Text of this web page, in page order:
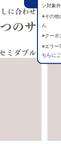
ン対象
※その他
ん
※クーポ
※エラー
ちらに